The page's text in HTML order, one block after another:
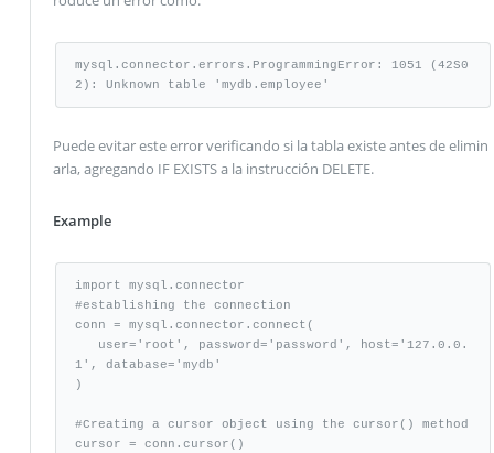
mysql.connector.errors.ProgrammingError: 1051 (42S0
2): Unknown table 'mydb.employee'
Puede evitar este error verificando si la tabla existe antes de elimin
arla, agregando IF EXISTS a la instrucción DELETE.
Example
import mysql.connector
#establishing the connection
conn = mysql.connector.connect(
1', database='mydb'
)
#Creating a cursor object using the cursor() method
cursor = conn.cursor()